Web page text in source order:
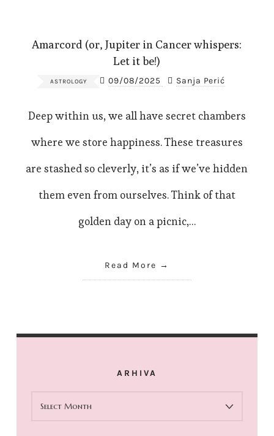
Amarcord (or, Jupiter in Cancer whispers:
Let it be!)
ASTROLOGY 09/08/2025 Sanja Perić
Deep within us, we all have secret chambers
where we store happiness. These treasures
are stashed so cleverly, it’s as if we’ve hidden
them even from ourselves. Think of that
golden day on a picnic,…
Read More
ARHIVA